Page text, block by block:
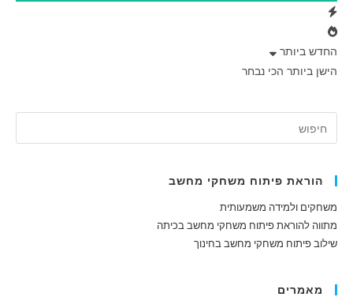
החדש ביותר
הישן ביותר הכי נבחר
הוראת פיתוח משחקי מחשב
משחקים ולמידה משמעותית
מתווה להוראת פיתוח משחקי מחשב בכיתה
שילוב פיתוח משחקי מחשב בחינוך
מאמרים